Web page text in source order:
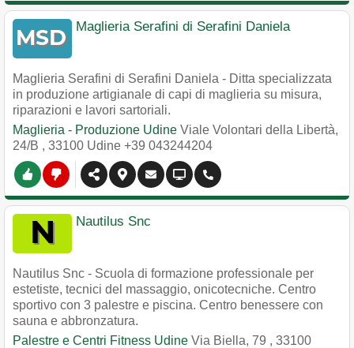
Maglieria Serafini di Serafini Daniela
Maglieria Serafini di Serafini Daniela - Ditta specializzata
in produzione artigianale di capi di maglieria su misura,
riparazioni e lavori sartoriali.
Maglieria - Produzione Udine Viale Volontari della Libertà,
24/B , 33100 Udine +39 043244204
Nautilus Snc
Nautilus Snc - Scuola di formazione professionale per
estetiste, tecnici del massaggio, onicotecniche. Centro
sportivo con 3 palestre e piscina. Centro benessere con
sauna e abbronzatura.
Palestre e Centri Fitness Udine Via Biella, 79 , 33100